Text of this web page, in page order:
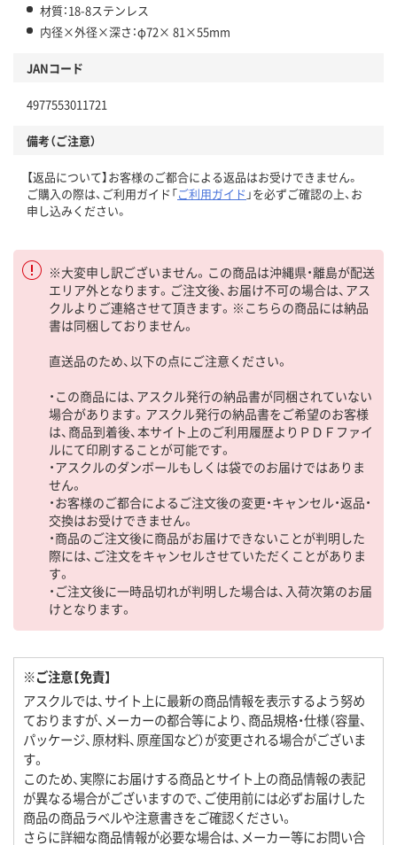
材質：18-8ステンレス
内径×外径×深さ：φ72× 81×55mm
JANコード
4977553011721
備考（ご注意）
【返品について】お客様のご都合による返品はお受けできません。
ご購入の際は、ご利用ガイド「ご利用ガイド 」を必ずご確認の上、お
申し込みください。
※大変申し訳ございません。この商品は沖縄県・離島が配送
エリア外となります。ご注文後、お届け不可の場合は、アス
クルよりご連絡させて頂きます。※こちらの商品には納品
書は同梱しておりません。
直送品のため、以下の点にご注意ください。
・この商品には、アスクル発行の納品書が同梱されていない
場合があります。アスクル発行の納品書をご希望のお客様
は、商品到着後、本サイト上のご利用履歴よりＰＤＦファイ
ルにて印刷することが可能です。
・アスクルのダンボールもしくは袋でのお届けではありま
せん。
・お客様のご都合によるご注文後の変更・キャンセル・返品・
交換はお受けできません。
・商品のご注文後に商品がお届けできないことが判明した
際には、ご注文をキャンセルさせていただくことがありま
す。
・ご注文後に一時品切れが判明した場合は、入荷次第のお届
けとなります。
※ご注意【免責】
アスクルでは、サイト上に最新の商品情報を表示するよう努め
ておりますが、メーカーの都合等により、商品規格・仕様（容量、
パッケージ、原材料、原産国など）が変更される場合がございま
す。
このため、実際にお届けする商品とサイト上の商品情報の表記
が異なる場合がございますので、ご使用前には必ずお届けした
商品の商品ラベルや注意書きをご確認ください。
さらに詳細な商品情報が必要な場合は、メーカー等にお問い合